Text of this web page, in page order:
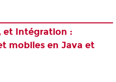
et Intégration :
mobiles en Java et